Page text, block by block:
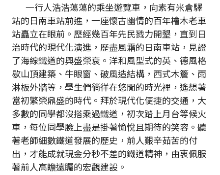
一行人浩浩蕩蕩的乘坐遊覽車，向素有米倉驛
站的日南車站前進，一座懷古幽情的百年檜木老車
站矗立在眼前。歷經幾百年先民戮力開墾，直到日
治時代的現代化演進，歷盡風霜的日南車站，見證
了海線鐵道的興盛榮衰。洋和風型式的英、德風格
歇山頂建築、牛眼窗、破風造結構，西式木簷、雨
淋板外牆等，學生們徜徉在悠閒的時光裡，遙想著
當初繁榮鼎盛的時代。拜於現代化便捷的交通，大
多數的同學都沒搭乘過鐵道，初次踏上月台等候火
車，每位同學臉上盡是掛著愉悅且期待的笑容。聽
著老師細數鐵道發展的歷史，前人艱辛茹苦的付
出，才能成就現金分秒不差的鐵道精神，由衷佩服
著前人高瞻遠矚的宏觀建設。